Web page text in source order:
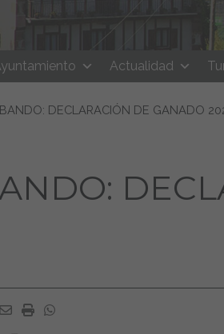
Actualidad
BANDO: DECLARACIÓN DE GANADO
EmailImprimirWhatsapp